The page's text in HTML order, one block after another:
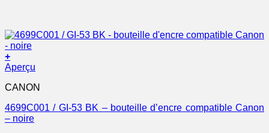
+
Aperçu
CANON
4699C001 / GI-53 BK – bouteille d’encre compatible Canon
– noire